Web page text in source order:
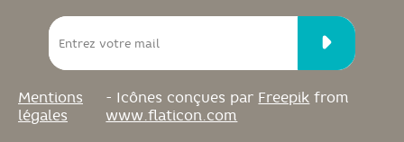
Mentions
légales
- Icônes conçues par Freepik from
www.flaticon.com